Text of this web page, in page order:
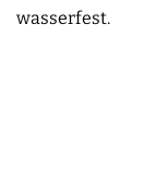
wasserfest.